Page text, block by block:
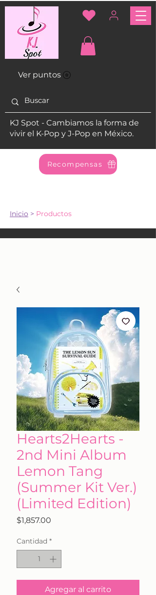
Ver puntos
KJ Spot - Cambiamos la forma de
vivir el K-Pop y J-Pop en México.
Recompensas
Inicio > Productos
Hearts2Hearts -
2nd Mini Album
Lemon Tang
(Summer Kit Ver.)
(Limited Edition)
$1,857.00
Cantidad *
Agregar al carrito